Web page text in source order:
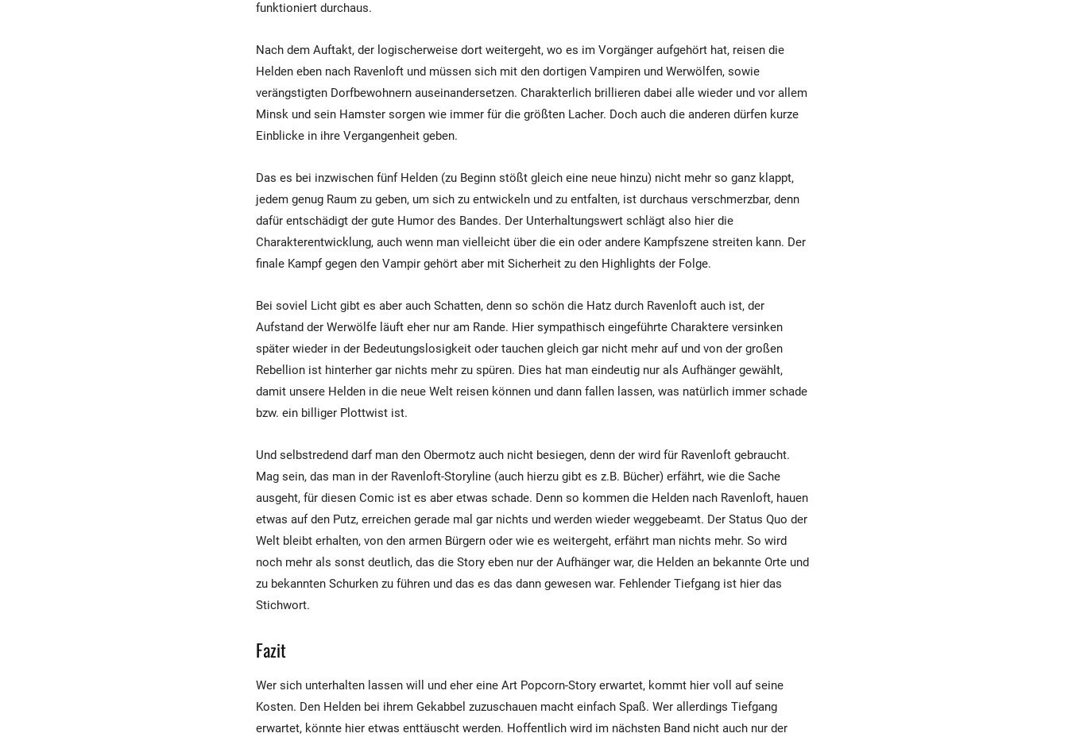
funktioniert durchaus.
Nach dem Auftakt, der logischerweise dort weitergeht, wo es im Vorgänger aufgehört hat, reisen die
Helden eben nach Ravenloft und müssen sich mit den dortigen Vampiren und Werwölfen, sowie
verängstigten Dorfbewohnern auseinandersetzen. Charakterlich brillieren dabei alle wieder und vor allem
Minsk und sein Hamster sorgen wie immer für die größten Lacher. Doch auch die anderen dürfen kurze
Einblicke in ihre Vergangenheit geben.
Das es bei inzwischen fünf Helden (zu Beginn stößt gleich eine neue hinzu) nicht mehr so ganz klappt,
jedem genug Raum zu geben, um sich zu entwickeln und zu entfalten, ist durchaus verschmerzbar, denn
dafür entschädigt der gute Humor des Bandes. Der Unterhaltungswert schlägt also hier die
Charakterentwicklung, auch wenn man vielleicht über die ein oder andere Kampfszene streiten kann. Der
finale Kampf gegen den Vampir gehört aber mit Sicherheit zu den Highlights der Folge.
Bei soviel Licht gibt es aber auch Schatten, denn so schön die Hatz durch Ravenloft auch ist, der
Aufstand der Werwölfe läuft eher nur am Rande. Hier sympathisch eingeführte Charaktere versinken
später wieder in der Bedeutungslosigkeit oder tauchen gleich gar nicht mehr auf und von der großen
Rebellion ist hinterher gar nichts mehr zu spüren. Dies hat man eindeutig nur als Aufhänger gewählt,
damit unsere Helden in die neue Welt reisen können und dann fallen lassen, was natürlich immer schade
bzw. ein billiger Plottwist ist.
Und selbstredend darf man den Obermotz auch nicht besiegen, denn der wird für Ravenloft gebraucht.
Mag sein, das man in der Ravenloft-Storyline (auch hierzu gibt es z.B. Bücher) erfährt, wie die Sache
ausgeht, für diesen Comic ist es aber etwas schade. Denn so kommen die Helden nach Ravenloft, hauen
etwas auf den Putz, erreichen gerade mal gar nichts und werden wieder weggebeamt. Der Status Quo der
Welt bleibt erhalten, von den armen Bürgern oder wie es weitergeht, erfährt man nichts mehr. So wird
noch mehr als sonst deutlich, das die Story eben nur der Aufhänger war, die Helden an bekannte Orte und
zu bekannten Schurken zu führen und das es das dann gewesen war. Fehlender Tiefgang ist hier das
Stichwort.
Fazit
Wer sich unterhalten lassen will und eher eine Art Popcorn-Story erwartet, kommt hier voll auf seine
Kosten. Den Helden bei ihrem Gekabbel zuzuschauen macht einfach Spaß. Wer allerdings Tiefgang
erwartet, könnte hier etwas enttäuscht werden. Hoffentlich wird im nächsten Band nicht auch nur der